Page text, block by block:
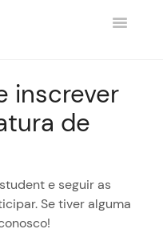
Toggle
inscrever
de
e seguir as
Se tiver alguma